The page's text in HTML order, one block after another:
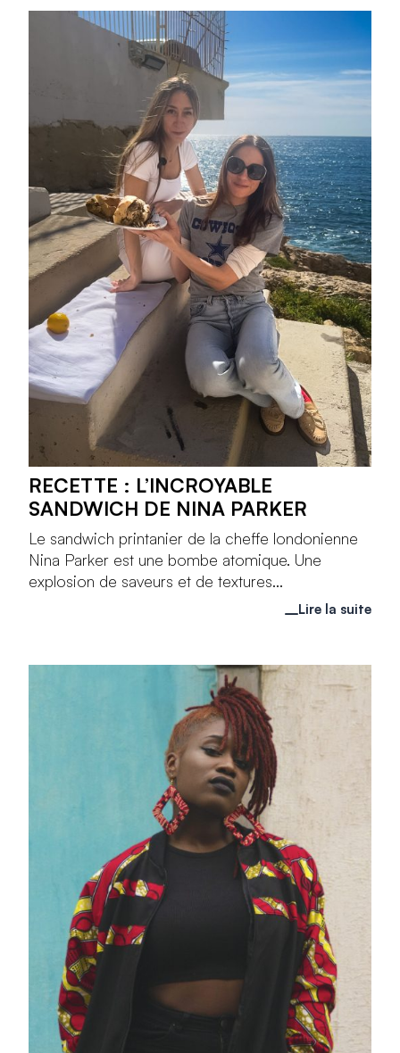
RECETTE : L’INCROYABLE
SANDWICH DE NINA PARKER
Le sandwich printanier de la cheffe londonienne
Nina Parker est une bombe atomique. Une
explosion de saveurs et de textures...
Lire la suite